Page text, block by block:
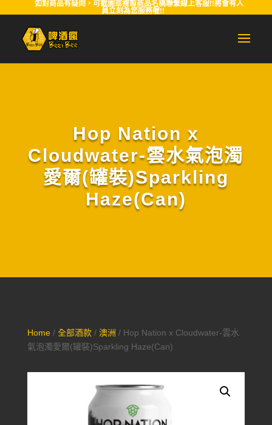
如對商品有疑問，可截圖或複製商品名稱聯繫線上客服!!將會有人
員立刻為您服務喔!!
Hop Nation x
Cloudwater-雲水氣泡濁
愛爾(罐裝)Sparkling
Haze(Can)
Home/ 全部酒款/ 澳洲 / Hop Nation x Cloudwater-雲水
氣泡濁愛爾(罐裝)Sparkling Haze(Can)